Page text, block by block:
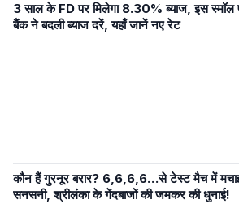
3 साल के FD पर मिलेगा 8.30% ब्याज, इस स्मॉल
बैंक ने बदली ब्याज दरें, यहाँ जानें नए रेट
कौन हैं गुरनूर बरार? 6,6,6,6…से टेस्ट मैच में
सनसनी, श्रीलंका के गेंदबाजों की जमकर की धुनाई!